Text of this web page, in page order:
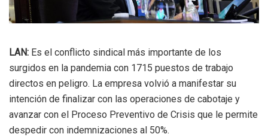
LAN: Es el conflicto sindical más importante de los
surgidos en la pandemia con 1715 puestos de trabajo
directos en peligro. La empresa volvió a manifestar su
intención de finalizar con las operaciones de cabotaje y
avanzar con el Proceso Preventivo de Crisis que le permite
despedir con indemnizaciones al 50%.